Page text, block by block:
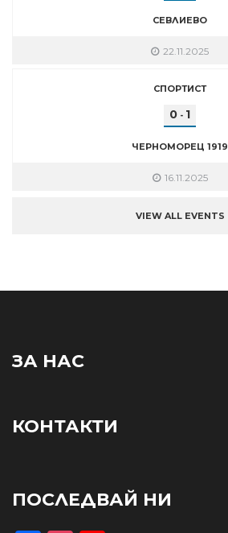
СЕВЛИЕВО
22.11.2025
СПОРТИСТ
0 - 1
ЧЕРНОМОРЕЦ 1919
16.11.2025
VIEW ALL EVENTS
ЗА НАС
КОНТАКТИ
ПОСЛЕДВАЙ НИ